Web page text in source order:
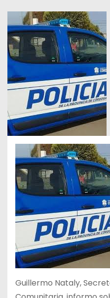
Guillermo Nataly,